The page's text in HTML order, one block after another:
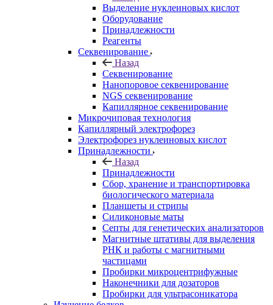
Выделение нуклеиновых кислот
Оборудование
Принадлежности
Реагенты
Секвенирование
Назад
Секвенирование
Нанопоровое секвенирование
NGS секвенирование
Капиллярное секвенирование
Микрочиповая технология
Капиллярный электрофорез
Электрофорез нуклеиновых кислот
Принадлежности
Назад
Принадлежности
Сбор, хранение и транспортировка
биологического материала
Планшеты и стрипы
Силиконовые маты
Септы для генетических анализаторов
Магнитные штативы для выделения
РНК и работы с магнитными
частицами
Пробирки микроцентрифужные
Наконечники для дозаторов
Пробирки для ультрасоникатора